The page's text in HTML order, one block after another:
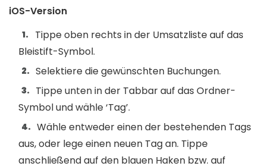
iOS-Version
Tippe oben rechts in der Umsatzliste auf das
Bleistift-Symbol.
Selektiere die gewünschten Buchungen.
Tippe unten in der Tabbar auf das Ordner-
Symbol und wähle ‘Tag’.
Wähle entweder einen der bestehenden Tags
aus, oder lege einen neuen Tag an. Tippe
anschließend auf den blauen Haken bzw. auf